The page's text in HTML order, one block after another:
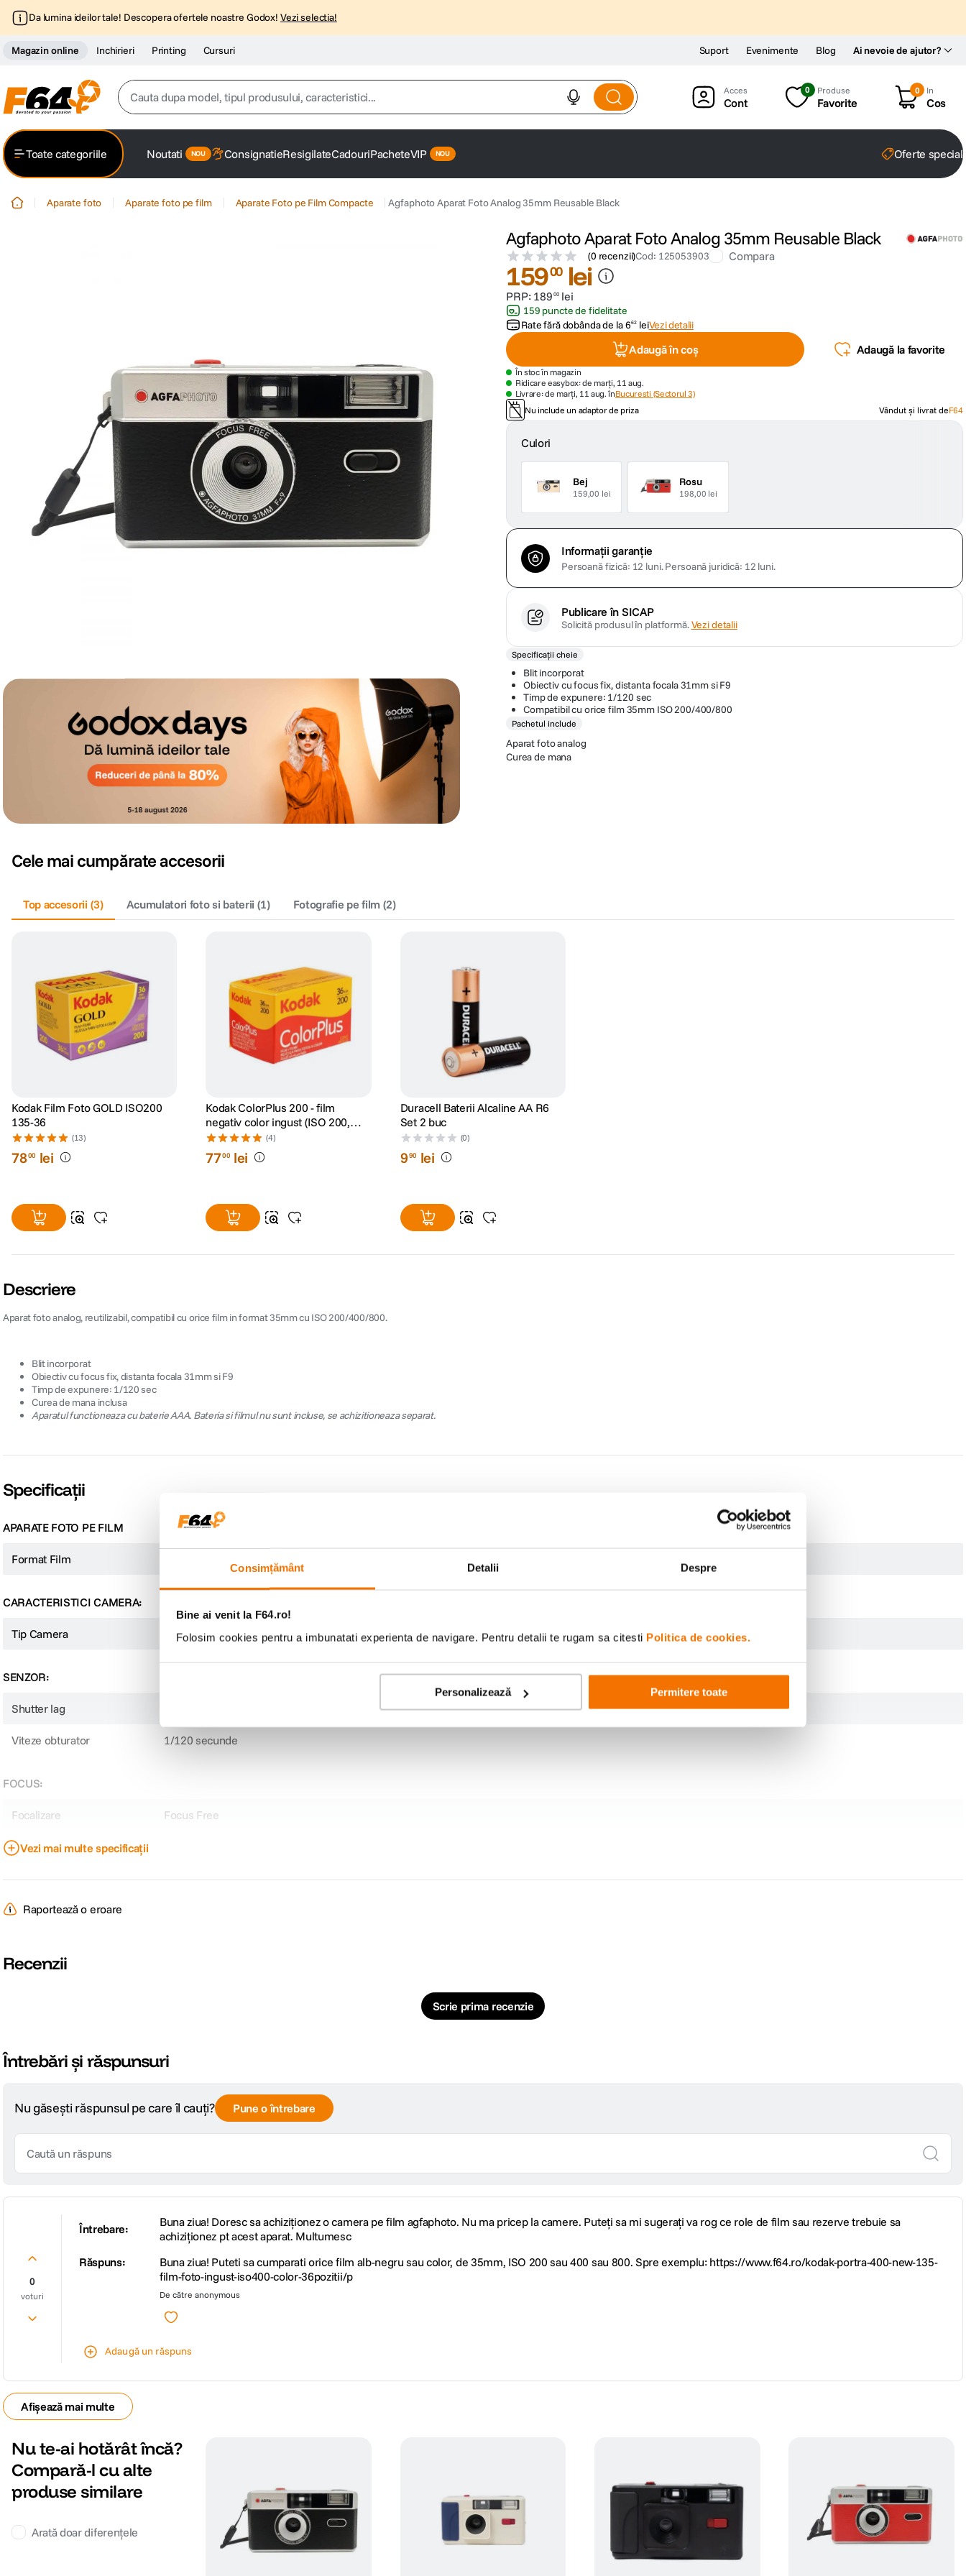
Consimțământ Detalii Despre
Bine ai venit la F64.ro!
Folosim cookies pentru a imbunatati experienta de navigare. Pentru detalii te rugam sa citesti Politica de cookies.
Personalizează Permitere toate
Da lumina ideilor tale! Descopera ofertele noastre Godox! Vezi selectia!
Magazin online Inchirieri Printing Cursuri Ai nevoie de ajutor?
Suport Evenimente Blog
Cauta dupa model, tipul produsului, caracteristici...
2. trepied
card memorie
8. dji mic mini
dji osmo
insta 360
Cont
0 Produse
Favorite
0 In
Cos
Toate categoriile Noutati ConsignatieResigilateCadouriPacheteVIP Oferte
Aparate foto Aparate foto pe film Aparate Foto pe Film Compacte Agfaphoto Aparat Foto Analog 35mm Reusable Black
Agfaphoto Aparat Foto Analog 35mm Reusable Black
(0 recenzii)Cod: 125053903 Compara
15900 lei
PRP: 189 00 lei
159 puncte de fidelitate
Rate fără dobânda de la662 leiVezi detalii
Adaugă în coș Adaugă la favorite
În stoc în magazin
Ridicare easybox: de marți, 11 aug.
Livrare: de marți, 11 aug. înBucuresti (Sectorul 3)
Nu include un adaptor de priza
Vândut și livrat deF64
Culori
Bej
159,00 lei
Rosu
198,00 lei
Informații garanție
Persoană fizică: 12 luni.Persoană juridică: 12 luni.
Publicare în SICAP
Solicită produsul în platformă.Vezi detalii
Specificații cheie
Blit incorporat
Obiectiv cu focus fix, distanta focala 31mm si F9
Timp de expunere: 1/120 sec
Compatibil cu orice film 35mm ISO 200/400/800
Pachetul include
Aparat foto analog
Curea de mana
Cele mai cumpărate accesorii
Top accesorii (3) Acumulatori foto si baterii (1) Fotografie pe film(2)
Kodak Film Foto GOLD ISO200
135-36
(13)
7800 lei
Kodak ColorPlus 200 - film
negativ color ingust (ISO 200,
135-36)
(4)
7700 lei
Duracell Baterii Alcaline AA R6
Set 2 buc
(0)
990 lei
Descriere
Aparat foto analog, reutilizabil, compatibil cu orice film in format 35mm cu ISO 200/400/800.
Blit incorporat
Obiectiv cu focus fix, distanta focala 31mm si F9
Timp de expunere: 1/120 sec
Curea de mana inclusa
Aparatul functioneaza cu baterie AAA. Bateria si filmul nu sunt incluse, se achizitioneaza separat.
Specificații
APARATE FOTO PE FILM
Format Film
CARACTERISTICI CAMERA:
Tip Camera Compact
SENZOR:
Shutter lag
Viteze obturator 1/120 secunde
FOCUS:
Focalizare Focus Free
OPTICA:
Blit integrat
DOF Preview Nespecificat
ALTE CARACTERISTICI:
Vezi mai multe specificații
Raportează o eroare
Recenzii
Scrie prima recenzie
Întrebări și răspunsuri
Nu găsești răspunsul pe care îl cauți? Pune o întrebare
0
voturi
Întrebare:
Buna ziua! Doresc sa achiziționez o camera pe film agfaphoto. Nu ma pricep la camere. Puteți sa mi sugerați va rog ce role de film sau rezerve trebuie sa
achiziționez pt acest aparat. Multumesc
Răspuns:
Buna ziua! Puteti sa cumparati orice film alb-negru sau color, de 35mm, ISO 200 sau 400 sau 800. Spre exemplu: https://www.f64.ro/kodak-portra-400-new-135-
film-foto-ingust-iso400-color-36pozitii/p
De către anonymous
Adaugă un răspuns
Afișează mai multe
Nu te-ai hotărât încă?
Compară-l cu alte
produse similare
Arată doar diferențele